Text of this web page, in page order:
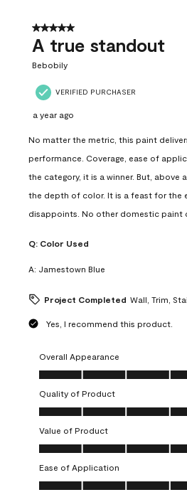
5 out of 5 stars.
A true standout
Bebobily
VERIFIED PURCHASER
a year ago
No matter the metric, this paint
performance. Coverage, ease of
the category, it is a winner. But, above
the depth of color. It is a feast for the
disappoints. No other domestic paint
Q: Color Used
A: Jamestown Blue
Project Completed Wall, Trim,
Yes, I recommend this product.
Overall Appearance
Overall Appearance, 5.0 out of 5
Quality of Product
Quality of Product, 5.0 out of 5
Value of Product
Value of Product, 5.0 out of 5
Ease of Application
Ease of Application, 4.0 out of 5